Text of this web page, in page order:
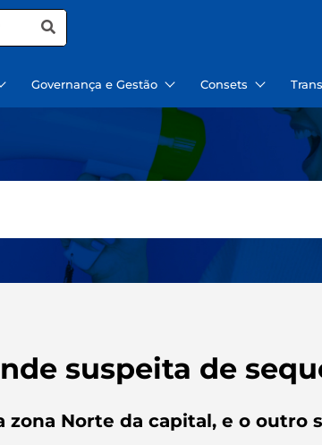
Governança e Gestão Consets
suspeita de
Norte da capital, e o outro